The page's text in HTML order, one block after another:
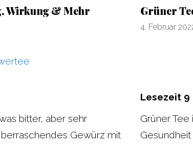
Wirkung & Mehr
bitter, aber sehr
Gewürz mit
Grüner
4. Februar
Lesezeit 9
Grüner